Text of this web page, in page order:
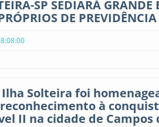
SP SEDIARÁ
DE PREVIDÊNCIA
Ilha Solteira foi
à
II na cidade de Campos